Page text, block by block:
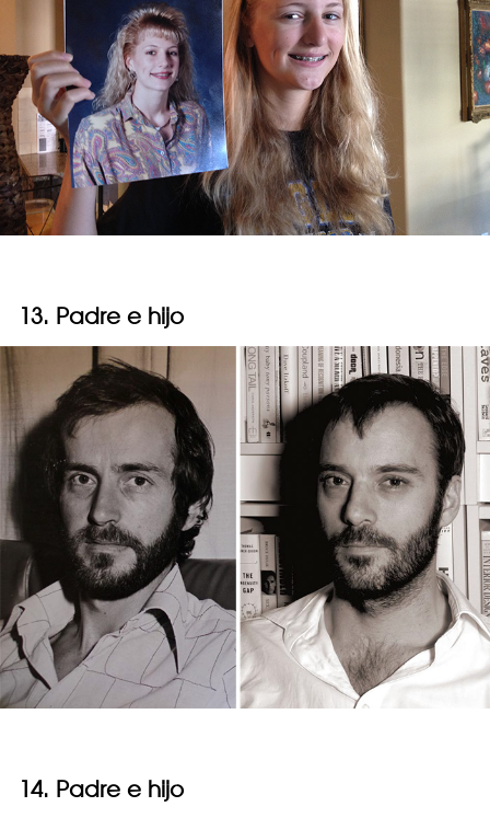
13. Padre e hijo
14. Padre e hijo